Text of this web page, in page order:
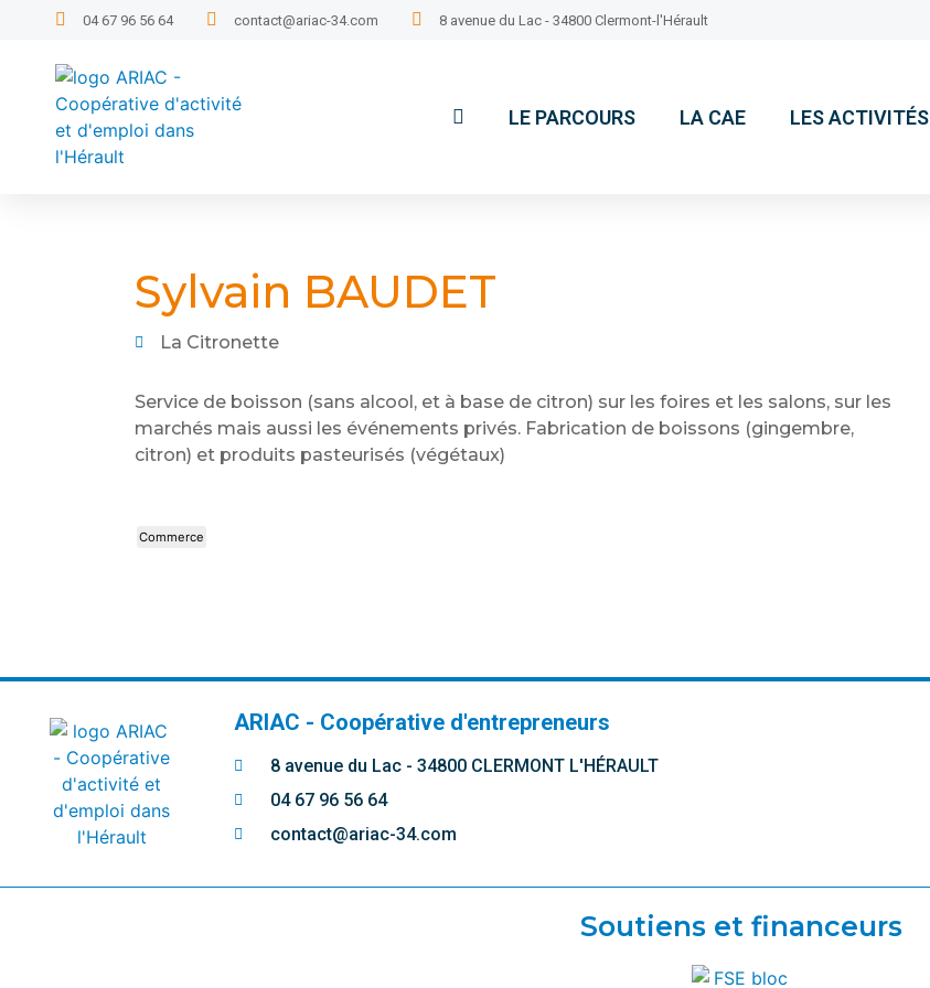
04 67 96 56 64 contact@ariac-34.com 8 avenue du Lac - 34800 Clermont-l'Hérault
LE PARCOURS LA CAE LES ACTIVITÉS
Sylvain BAUDET
La Citronette
Service de boisson (sans alcool, et à base de citron) sur les foires et les salons, sur les
marchés mais aussi les événements privés. Fabrication de boissons (gingembre,
citron) et produits pasteurisés (végétaux)
Commerce
ARIAC - Coopérative d'entrepreneurs
8 avenue du Lac - 34800 CLERMONT L'HÉRAULT
04 67 96 56 64
contact@ariac-34.com
Soutiens et financeurs